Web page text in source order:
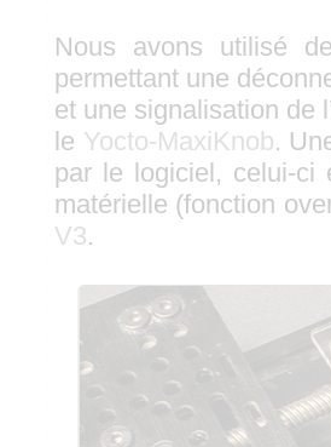
Nous avons utilisé
permettant une
et une signalisation de
le Yocto-MaxiKnob.
par le logiciel, celui-ci
matérielle (fonction
V3.